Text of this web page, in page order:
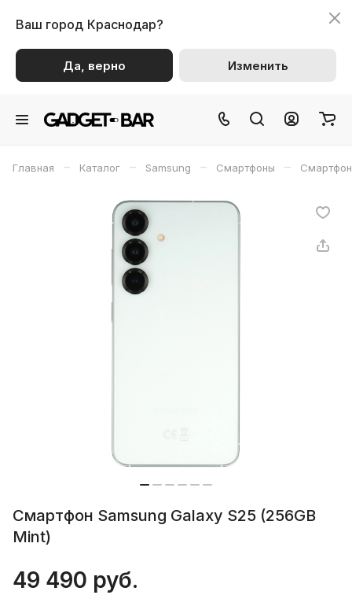
Ваш город Краснодар?
Да, верно Изменить
Главная – Каталог – Samsung – Смартфоны –
Смартфон Samsung Galaxy S25 (256GB
Mint)
49 490 руб.